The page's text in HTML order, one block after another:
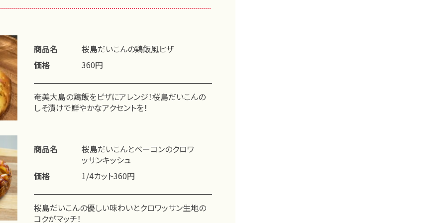
商品名
桜島だいこんの鶏飯風ピザ
価格
360円
奄美大島の鶏飯をピザにアレンジ！桜島だいこんの
しそ漬けで鮮やかなアクセントを！
商品名
桜島だいこんとベーコンのクロワ
ッサンキッシュ
価格
1/4カット360円
桜島だいこんの優しい味わいとクロワッサン生地の
コクがマッチ！